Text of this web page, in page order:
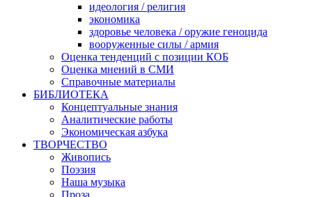
идеология / религия
экономика
здоровье человека / оружие геноцида
вооруженные силы / армия
Оценка тенденций с позиции КОБ
Оценка мнений в СМИ
Справочные материалы
БИБЛИОТЕКА
Концептуальные знания
Аналитические работы
Экономическая азбука
ТВОРЧЕСТВО
Живопись
Поэзия
Наша музыка
Проза